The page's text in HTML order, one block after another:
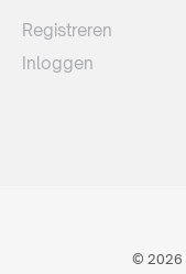
Registreren
Inloggen
© 2026